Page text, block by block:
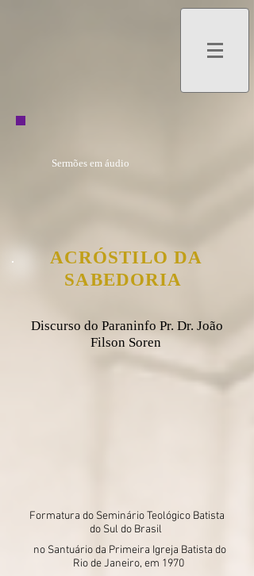
Sermões em áudio
Discurso do Paraninfo Pr. Dr. João
Filson Soren
Formatura do Seminário Teológico Batista
do Sul do Brasil
no Santuário da Primeira Igreja Batista do
Rio de Janeiro, em 1970
ACRÓSTILO DA
SABEDORIA